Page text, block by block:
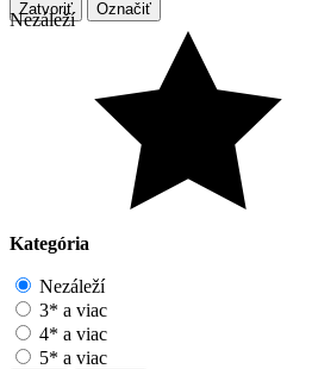
Zatvoriť Označiť
Nezáleží
Kategória
Nezáleží
3* a viac
4* a viac
5* a viac